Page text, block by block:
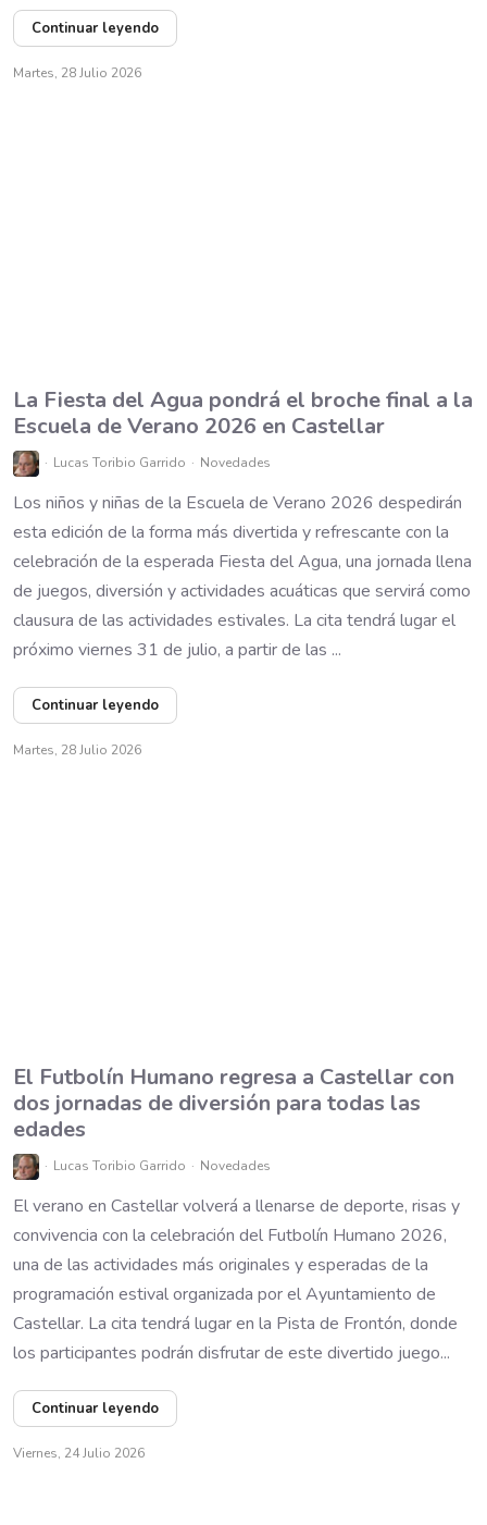
Continuar leyendo
Martes, 28 Julio 2026
La Fiesta del Agua pondrá el broche final a la
Escuela de Verano 2026 en Castellar
Lucas Toribio Garrido Novedades
Los niños y niñas de la Escuela de Verano 2026 despedirán
esta edición de la forma más divertida y refrescante con la
celebración de la esperada Fiesta del Agua, una jornada llena
de juegos, diversión y actividades acuáticas que servirá como
clausura de las actividades estivales. La cita tendrá lugar el
próximo viernes 31 de julio, a partir de las ...
Continuar leyendo
Martes, 28 Julio 2026
El Futbolín Humano regresa a Castellar con
dos jornadas de diversión para todas las
edades
Lucas Toribio Garrido Novedades
El verano en Castellar volverá a llenarse de deporte, risas y
convivencia con la celebración del Futbolín Humano 2026,
una de las actividades más originales y esperadas de la
programación estival organizada por el Ayuntamiento de
Castellar. La cita tendrá lugar en la Pista de Frontón, donde
los participantes podrán disfrutar de este divertido juego...
Continuar leyendo
Viernes, 24 Julio 2026